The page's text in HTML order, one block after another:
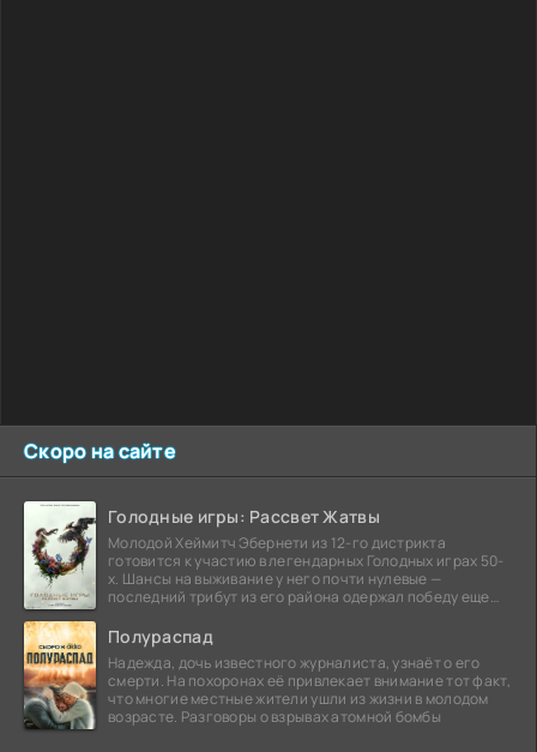
Скоро на сайте
Голодные игры: Рассвет Жатвы
Молодой Хеймитч Эбернети из 12-го дистрикта
готовится к участию в легендарных Голодных играх 50-
х. Шансы на выживание у него почти нулевые —
последний трибут из его района одержал победу еще
Полураспад
Надежда, дочь известного журналиста, узнаёт о его
смерти. На похоронах её привлекает внимание тот факт,
что многие местные жители ушли из жизни в молодом
возрасте. Разговоры о взрывах атомной бомбы